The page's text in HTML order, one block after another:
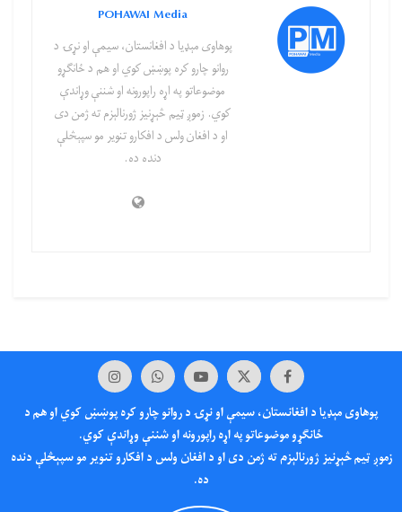
POHAWAI Media
پوهاوی‌ مېډیا د افغانستان، سیمې او نړۍ د
روانو چارو کره پوښښ کوي او هم د ځانګړو
موضوعاتو په اړه راپورونه او شننې وړاندې
کوي. زموږ ټیم څېړنیز ژورنالېزم ته ژمن دی
او د افغان ولس د افکارو تنویر مو سپېڅلې
دنده ده.
پوهاوی‌ مېډیا د افغانستان، سیمې او نړۍ د روانو چارو کره پوښښ کوي او هم د
ځانګړو موضوعاتو په اړه راپورونه او شننې وړاندې کوي.
زموږ ټیم څېړنیز ژورنالېزم ته ژمن دی او د افغان ولس د افکارو تنویر مو سپېڅلې دنده
ده.